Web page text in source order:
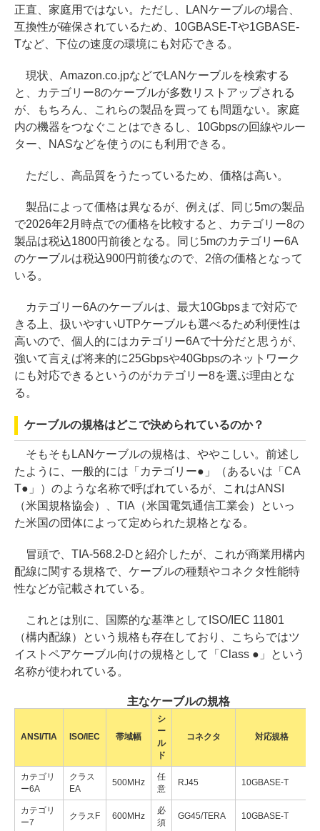
正直、家庭用ではない。ただし、LANケーブルの場合、
互換性が確保されているため、10GBASE-Tや1GBASE-
Tなど、下位の速度の環境にも対応できる。
現状、Amazon.co.jpなどでLANケーブルを検索する
と、カテゴリー8のケーブルが多数リストアップされる
が、もちろん、これらの製品を買っても問題ない。家庭
内の機器をつなぐことはできるし、10Gbpsの回線やルー
ター、NASなどを使うのにも利用できる。
ただし、高品質をうたっているため、価格は高い。
製品によって価格は異なるが、例えば、同じ5mの製品
で2026年2月時点での価格を比較すると、カテゴリー8の
製品は税込1800円前後となる。同じ5mのカテゴリー6A
のケーブルは税込900円前後なので、2倍の価格となって
いる。
カテゴリー6Aのケーブルは、最大10Gbpsまで対応で
きる上、扱いやすいUTPケーブルも選べるため利便性は
高いので、個人的にはカテゴリー6Aで十分だと思うが、
強いて言えば将来的に25Gbpsや40Gbpsのネットワーク
にも対応できるというのがカテゴリー8を選ぶ理由とな
る。
ケーブルの規格はどこで決められているのか？
そもそもLANケーブルの規格は、ややこしい。前述し
たように、一般的には「カテゴリー●」（あるいは「CA
T●」）のような名称で呼ばれているが、これはANSI
（米国規格協会）、TIA（米国電気通信工業会）といっ
た米国の団体によって定められた規格となる。
冒頭で、TIA-568.2-Dと紹介したが、これが商業用構内
配線に関する規格で、ケーブルの種類やコネクタ性能特
性などが記載されている。
これとは別に、国際的な基準としてISO/IEC 11801
（構内配線）という規格も存在しており、こちらではツ
イストペアケーブル向けの規格として「Class ●」という
名称が使われている。
主なケーブルの規格
ANSI/TIA ISO/IEC 帯域幅
シ
ー
ル
ド
コネクタ 対応規格
カテゴリ
ー6A
クラス
EA
500MHz
任
意
RJ45 10GBASE-T
カテゴリ
ー7
クラスF 600MHz
必
須
GG45/TERA 10GBASE-T